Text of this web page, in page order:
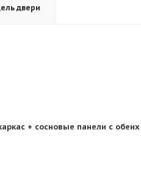
двери
+ сосновые панели с